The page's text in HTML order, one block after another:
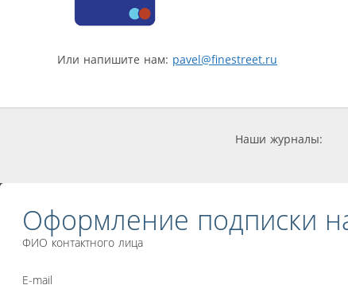
Или напишите нам: pavel@finestreet.ru
Наши журналы:
Оформление подписки
ФИО контактного лица
E-mail